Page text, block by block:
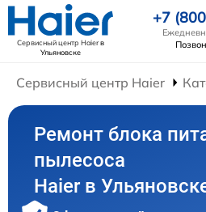
Сервисный центр Haierв
Ульяновске
+7
Сервисный центр Haier
Ремонт блока
пылесоса
Haier в